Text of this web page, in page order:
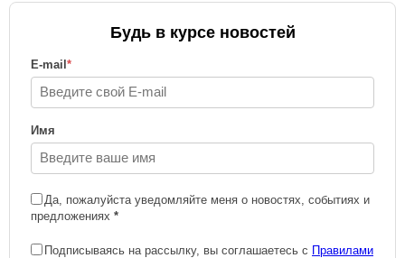
Будь в курсе новостей
E-mail *
Имя
Да, пожалуйста уведомляйте меня о новостях, событиях и
предложениях *
Подписываясь на рассылку, вы соглашаетесь с Правилами